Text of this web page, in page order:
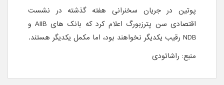
پوتین در جریان سخنرانی هفته گذشته در نشست
اقتصادی سن پترزبورگ اعلام کرد که بانک های AIIBو
NDB رقیب یکدیگر نخواهند بود، اما مکمل یکدیگر هستند.
منبع: راشاتودی